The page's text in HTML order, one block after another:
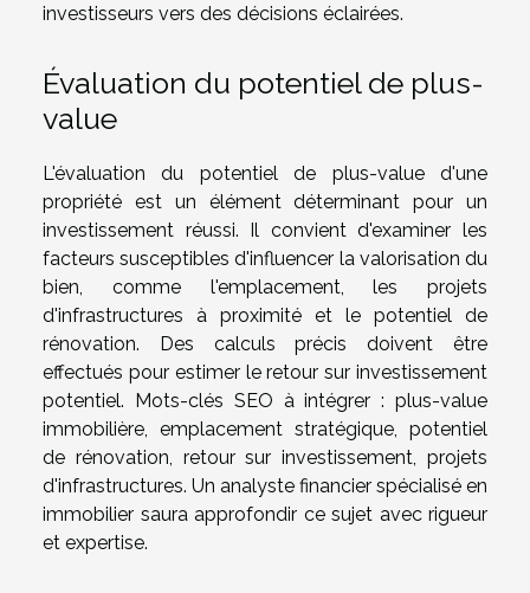
investisseurs vers des décisions éclairées.
Évaluation du potentiel de plus-
value
L'évaluation du potentiel de plus-value d'une
propriété est un élément déterminant pour un
investissement réussi. Il convient d'examiner les
facteurs susceptibles d'influencer la valorisation du
bien, comme l'emplacement, les projets
d'infrastructures à proximité et le potentiel de
rénovation. Des calculs précis doivent être
effectués pour estimer le retour sur investissement
potentiel. Mots-clés SEO à intégrer : plus-value
immobilière, emplacement stratégique, potentiel
de rénovation, retour sur investissement, projets
d'infrastructures. Un analyste financier spécialisé en
immobilier saura approfondir ce sujet avec rigueur
et expertise.